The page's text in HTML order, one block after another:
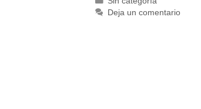
Deja un comentario